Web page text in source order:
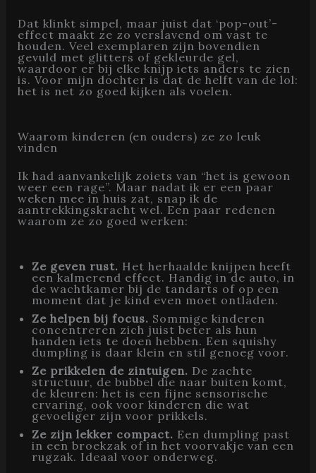
Dat klinkt simpel, maar juist dat ‘pop-out’-
effect maakt ze zo verslavend om vast te
houden. Veel exemplaren zijn bovendien
gevuld met glitters of gekleurde gel,
waardoor er bij elke knijp iets anders te zien
is. Voor mijn dochter is dat de helft van de lol:
het is net zo goed kijken als voelen.
Waarom kinderen (en ouders) ze zo leuk
vinden
Ik had aanvankelijk zoiets van “het is gewoon
weer een rage”. Maar nadat ik er een paar
weken mee in huis zat, snap ik de
aantrekkingskracht wel. Een paar redenen
waarom ze zo goed werken:
Ze geven rust. Het herhaalde knijpen heeft
een kalmerend effect. Handig in de auto, in
de wachtkamer bij de tandarts of op een
moment dat je kind even moet ontladen.
Ze helpen bij focus. Sommige kinderen
concentreren zich juist beter als hun
handen iets te doen hebben. Een squishy
dumpling is daar klein en stil genoeg voor.
Ze prikkelen de zintuigen. De zachte
structuur, de bubbel die naar buiten komt,
de kleuren: het is een fijne sensorische
ervaring, ook voor kinderen die wat
gevoeliger zijn voor prikkels.
Ze zijn lekker compact. Een dumpling past
in een broekzak of in het voorvakje van een
rugzak. Ideaal voor onderweg.